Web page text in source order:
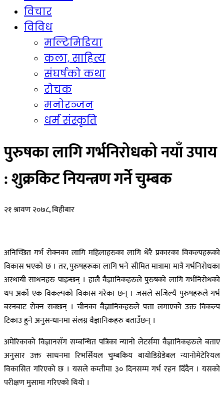
विचार
विविध
मल्टिमिडिया
कला, साहित्य
संघर्षको कथा
रोचक
मनोरञ्जन
धर्म संस्कृति
पुरुषका लागि गर्भनिरोधको नयाँ उपाय
: शुक्रकिट नियन्त्रण गर्ने चुम्बक
२१ श्रावण २०७८, बिहीबार
अनिच्छित गर्भ रोक्नका लागि महिलाहरुका लागि धेरै प्रकारका विकल्पहरूको
विकास भएको छ । तर, पुरुषहरूका लागि भने सीमित मात्रामा मात्रै गर्भनिरोधका
अस्थायी साधनहरु पाइन्छन् । हालै वैज्ञानिकहरुले पुरुषको लागि गर्भनिरोधको
थप अर्को एक विकल्पको विकास गरेका छन् । जसले सजिल्यै पुरुषहरूले गर्भ
बस्नबाट रोक्न सक्छन् । चीनका वैज्ञानिकहरुले पत्ता लगाएको उक्त विकल्प
टिकाउ हुने अनुसन्धानमा संलग्न वैज्ञानिकहरु बताउँछन् ।
अमेरिकाको विज्ञानसँग सम्बन्धित पत्रिका न्यानो लेटर्समा वैज्ञानिकहरुले बताए
अनुसार उक्त साधनमा रिभर्सियल चुम्बकिय बायोडिग्रेडेबल न्यानोमेटेरियल
विकासित गरिएको छ । यसले कम्तीमा ३० दिनसम्म गर्भ रहन दिँदैन । यसको
परीक्षण मुसामा गरिएको थियो ।